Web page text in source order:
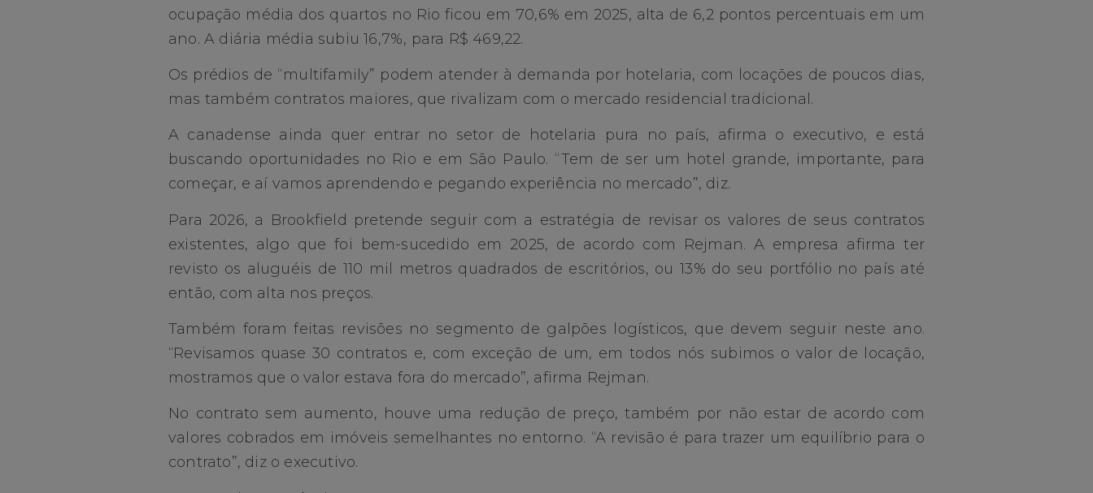
ocupação média dos quartos no Rio ficou em 70,6% em 2025, alta de 6,2 pontos percentuais em um
ano. A diária média subiu 16,7%, para R$ 469,22.
Os prédios de “multifamily” podem atender à demanda por hotelaria, com locações de poucos dias,
mas também contratos maiores, que rivalizam com o mercado residencial tradicional.
A canadense ainda quer entrar no setor de hotelaria pura no país, afirma o executivo, e está
buscando oportunidades no Rio e em São Paulo. “Tem de ser um hotel grande, importante, para
começar, e aí vamos aprendendo e pegando experiência no mercado”, diz.
Para 2026, a Brookfield pretende seguir com a estratégia de revisar os valores de seus contratos
existentes, algo que foi bem-sucedido em 2025, de acordo com Rejman. A empresa afirma ter
revisto os aluguéis de 110 mil metros quadrados de escritórios, ou 13% do seu portfólio no país até
então, com alta nos preços.
Também foram feitas revisões no segmento de galpões logísticos, que devem seguir neste ano.
“Revisamos quase 30 contratos e, com exceção de um, em todos nós subimos o valor de locação,
mostramos que o valor estava fora do mercado”, afirma Rejman.
No contrato sem aumento, houve uma redução de preço, também por não estar de acordo com
valores cobrados em imóveis semelhantes no entorno. “A revisão é para trazer um equilíbrio para o
contrato”, diz o executivo.